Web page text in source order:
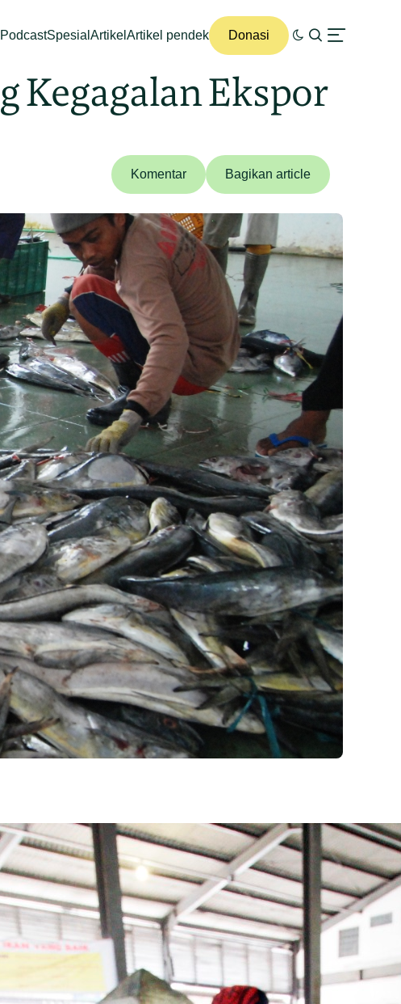
PodcastSpesial Artikel Artikel pendek Donasi
Kegagalan Ekspor
Komentar Bagikan article